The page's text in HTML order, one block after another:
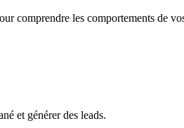
comprendre les comportements de
et générer des leads.